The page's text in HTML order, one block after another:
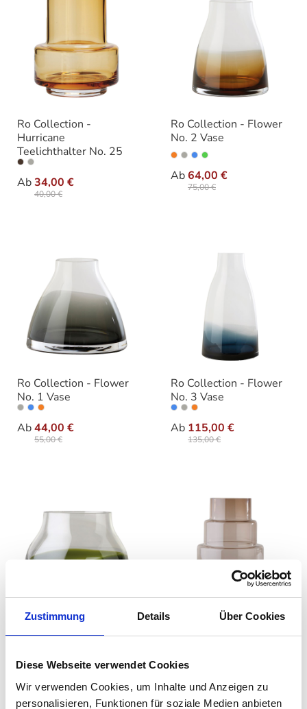
Zustimmung Details Über Cookies
Diese Webseite verwendet Cookies
Wir verwenden Cookies, um Inhalte und Anzeigen zu
personalisieren, Funktionen für soziale Medien anbieten
Ro Collection -
Hurricane
Teelichthalter No. 25
Ab34,00 €
40,00 €
Varianten
Ro Collection - Flower
No. 2 Vase
Ab64,00 €
75,00 €
Varianten
Ro Collection - Flower
No. 1 Vase
Ab44,00 €
55,00 €
Varianten
Ro Collection - Flower
No. 3 Vase
Ab 115,00 €
135,00 €
Varianten
Ab115,00 €
135,00 €
Variantenauswählen
Ab119,00 €
145,00 €
Varianten